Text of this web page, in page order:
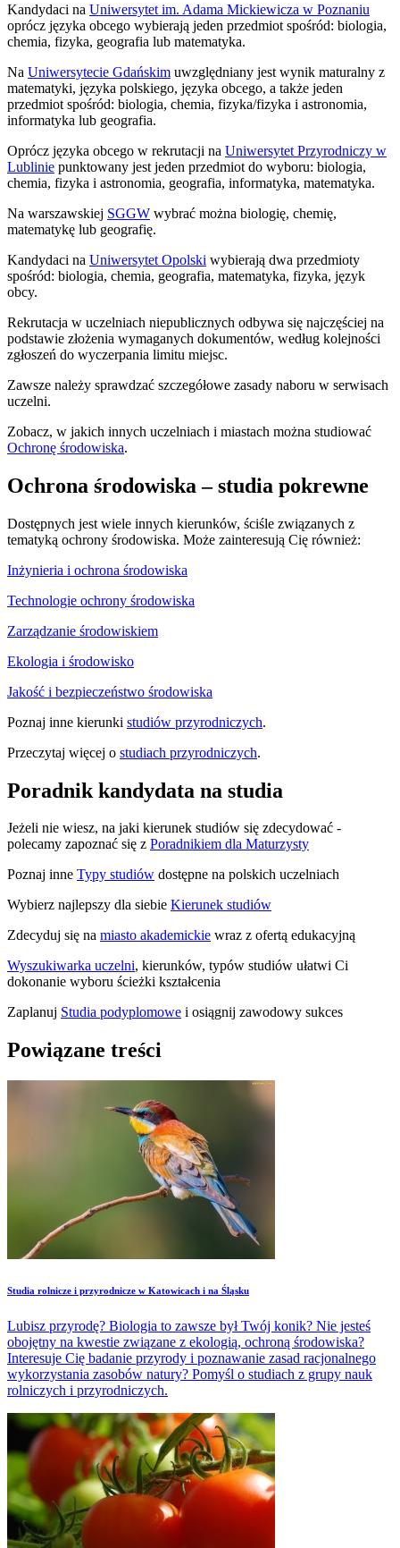
Kandydaci na Uniwersytet im. Adama Mickiewicza w Poznaniu
oprócz języka obcego wybierają jeden przedmiot spośród: biologia,
chemia, fizyka, geografia lub matematyka.
Na Uniwersytecie Gdańskim uwzględniany jest wynik maturalny z
matematyki, języka polskiego, języka obcego, a także jeden
przedmiot spośród: biologia, chemia, fizyka/fizyka i astronomia,
informatyka lub geografia.
Oprócz języka obcego w rekrutacji na Uniwersytet Przyrodniczy w
Lublinie punktowany jest jeden przedmiot do wyboru: biologia,
chemia, fizyka i astronomia, geografia, informatyka, matematyka.
Na warszawskiej SGGW wybrać można biologię, chemię,
matematykę lub geografię.
Kandydaci na Uniwersytet Opolski wybierają dwa przedmioty
spośród: biologia, chemia, geografia, matematyka, fizyka, język
obcy.
Rekrutacja w uczelniach niepublicznych odbywa się najczęściej na
podstawie złożenia wymaganych dokumentów, według kolejności
zgłoszeń do wyczerpania limitu miejsc.
Zawsze należy sprawdzać szczegółowe zasady naboru w serwisach
uczelni.
Zobacz, w jakich innych uczelniach i miastach można studiować
Ochronę środowiska.
Ochrona środowiska – studia pokrewne
Dostępnych jest wiele innych kierunków, ściśle związanych z
tematyką ochrony środowiska. Może zainteresują Cię również:
Inżynieria i ochrona środowiska
Technologie ochrony środowiska
Zarządzanie środowiskiem
Ekologia i środowisko
Jakość i bezpieczeństwo środowiska
Poznaj inne kierunki studiów przyrodniczych.
Przeczytaj więcej o studiach przyrodniczych.
Poradnik kandydata na studia
Jeżeli nie wiesz, na jaki kierunek studiów się zdecydować -
polecamy zapoznać się z Poradnikiem dla Maturzysty
Poznaj inne Typy studiów dostępne na polskich uczelniach
Wybierz najlepszy dla siebie Kierunek studiów
Zdecyduj się na miasto akademickie wraz z ofertą edukacyjną
Wyszukiwarka uczelni, kierunków, typów studiów ułatwi Ci
dokonanie wyboru ścieżki kształcenia
Zaplanuj Studia podyplomowe i osiągnij zawodowy sukces
Powiązane treści
Studia rolnicze i przyrodnicze w Katowicach i na Śląsku
Lubisz przyrodę? Biologia to zawsze był Twój konik? Nie jesteś
obojętny na kwestie związane z ekologią, ochroną środowiska?
Interesuje Cię badanie przyrody i poznawanie zasad racjonalnego
wykorzystania zasobów natury? Pomyśl o studiach z grupy nauk
rolniczych i przyrodniczych.